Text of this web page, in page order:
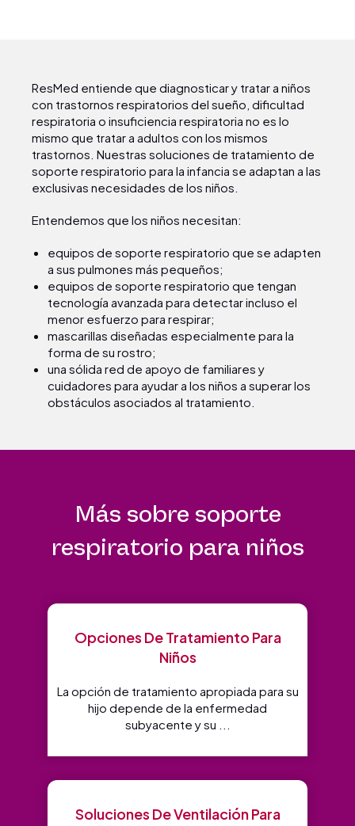
ResMed entiende que diagnosticar y tratar a niños
con trastornos respiratorios del sueño, dificultad
respiratoria o insuficiencia respiratoria no es lo
mismo que tratar a adultos con los mismos
trastornos. Nuestras soluciones de tratamiento de
soporte respiratorio para la infancia se adaptan a las
exclusivas necesidades de los niños.
Entendemos que los niños necesitan:
equipos de soporte respiratorio que se adapten
a sus pulmones más pequeños;
equipos de soporte respiratorio que tengan
tecnología avanzada para detectar incluso el
menor esfuerzo para respirar;
mascarillas diseñadas especialmente para la
forma de su rostro;
una sólida red de apoyo de familiares y
cuidadores para ayudar a los niños a superar los
obstáculos asociados al tratamiento.
Más sobre soporte
respiratorio para niños
Opciones De Tratamiento Para
Niños
La opción de tratamiento apropiada para su
hijo depende de la enfermedad
subyacente y su ...
Soluciones De Ventilación Para